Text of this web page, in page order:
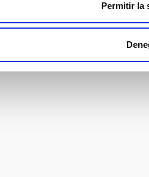
Permitir la